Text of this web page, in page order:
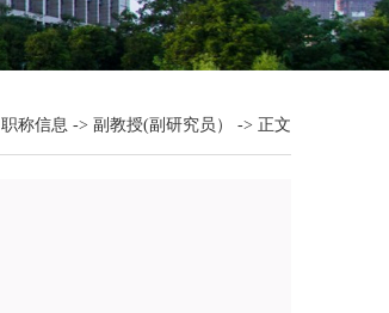
职称信息 -> 副教授(副研究员） -> 正文